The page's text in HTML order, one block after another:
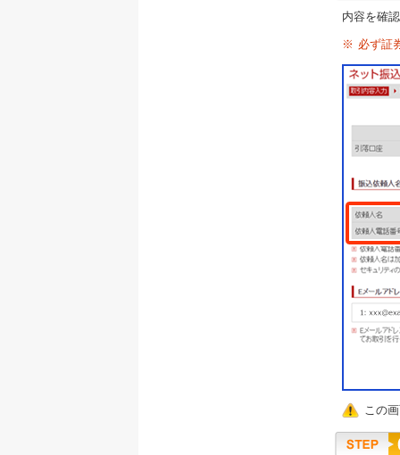
内容を確
※ 必ず証
この